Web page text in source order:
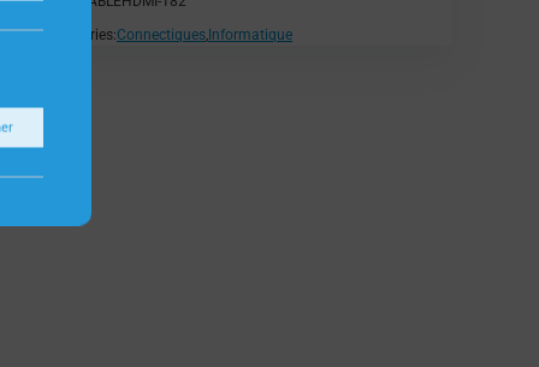
Catégories:Connectiques Informatique